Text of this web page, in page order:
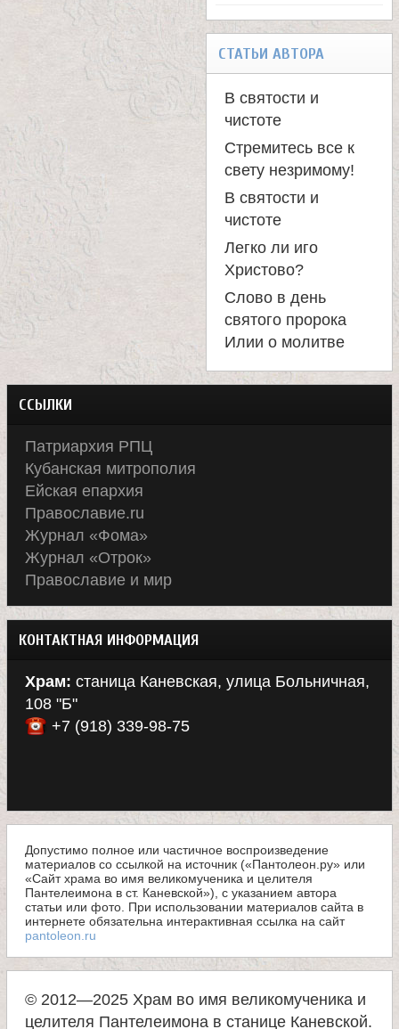
СТАТЬИ АВТОРА
В святости и
чистоте
Стремитесь все к
свету незримому!
В святости и
чистоте
Легко ли иго
Христово?
Слово в день
святого пророка
Илии о молитве
ССЫЛКИ
Патриархия РПЦ
Кубанская митрополия
Ейская епархия
Православие.ru
Журнал «Фома»
Журнал «Отрок»
Православие и мир
КОНТАКТНАЯ ИНФОРМАЦИЯ
Храм: станица Каневская, улица Больничная,
108 "Б"
+7 (918) 339-98-75
Допустимо полное или частичное воспроизведение
материалов со ссылкой на источник («Пантолеон.ру» или
«Сайт храма во имя великомученика и целителя
Пантелеимона в ст. Каневской»), с указанием автора
статьи или фото. При использовании материалов сайта в
интернете обязательна интерактивная ссылка на сайт
pantoleon.ru
© 2012—2025 Храм во имя великомученика и
целителя Пантелеимона в станице Каневской.